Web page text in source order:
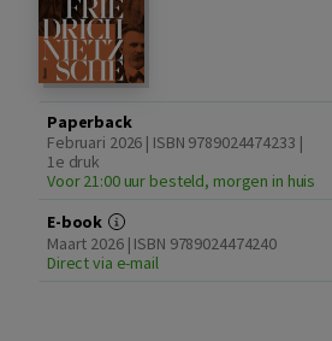
Paperback
Februari 2026 | ISBN 9789024474233 |
1e druk
Voor 21:00 uur besteld, morgen in huis
E-book
Maart 2026 | ISBN 9789024474240
Direct via e-mail